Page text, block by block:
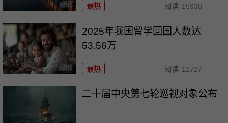
最热 阅读 15938
2025年我国留学回国人数达
53.56万
最热 阅读 12727
二十届中央第七轮巡视对象公布